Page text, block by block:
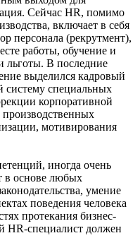
Сейчас HR, помимо
включает в себя
персонала (рекрутмент),
работы, обучение и
льготы. В последние
выделился кадровый
систему специальных
корпоративной
мотивирования
иногда очень
в основе любых
умение
поведения человека
протекания бизнес-
HR-специалист должен